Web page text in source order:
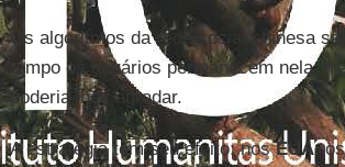
Os algoritmos da rede social chinesa
tempo os usuários permanecem nela,
poderia lhes agradar.
A estratégia tem seu efeito: nosEUA,